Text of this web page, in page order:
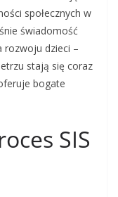
społecznych w
świadomość
rozwoju dzieci –
stają się coraz
bogate
SIS